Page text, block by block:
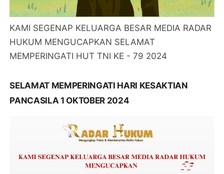
KAMI SEGENAP KELUARGA BESAR MEDIA RADAR
HUKUM MENGUCAPKAN SELAMAT
MEMPERINGATI HUT TNI KE - 79 2024
SELAMAT MEMPERINGATI HARI KESAKTIAN
PANCASILA 1 OKTOBER 2024